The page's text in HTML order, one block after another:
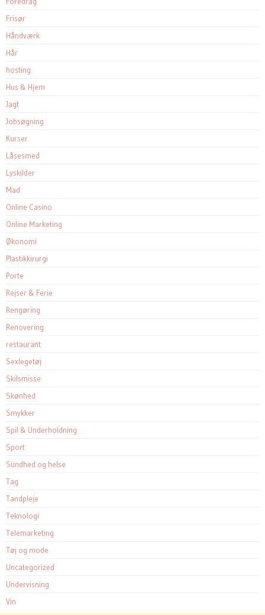
Frisør
Håndværk
Hår
hosting
Hus & Hjem
Jagt
Jobsøgning
Kurser
Låsesmed
Lyskilder
Mad
Online Casino
Online Marketing
Økonomi
Plastikkirurgi
Porte
Rejser & Ferie
Rengøring
Renovering
restaurant
Sexlegetøj
Skilsmisse
Skønhed
Smykker
Spil & Underholdning
Sport
Sundhed og helse
Tag
Tandpleje
Teknologi
Telemarketing
Tøj og mode
Uncategorized
Undervisning
Vin